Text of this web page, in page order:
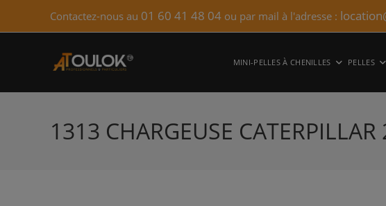
Contactez-nous au 01 60 41 48 04 ou par mail à l'adresse :
MINI-PELLES À CHENILLES PELLES
1313 CHARGEUSE CATERPILLAR